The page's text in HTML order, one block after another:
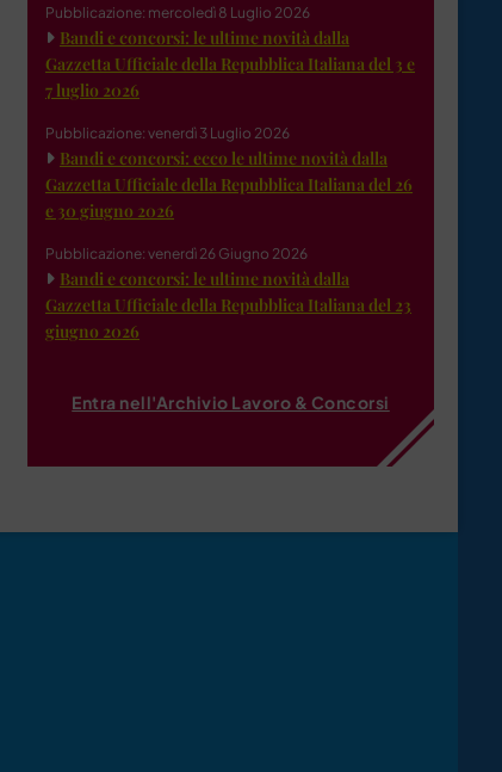
Pubblicazione: mercoledì 8 Luglio 2026
Bandi e concorsi: le ultime novità dalla
Gazzetta Ufficiale della Repubblica Italiana del 3 e
7 luglio 2026
Pubblicazione: venerdì 3 Luglio 2026
Bandi e concorsi: ecco le ultime novità dalla
Gazzetta Ufficiale della Repubblica Italiana del 26
e 30 giugno 2026
Pubblicazione: venerdì 26 Giugno 2026
Bandi e concorsi: le ultime novità dalla
Gazzetta Ufficiale della Repubblica Italiana del 23
giugno 2026
Entra nell'Archivio Lavoro & Concorsi